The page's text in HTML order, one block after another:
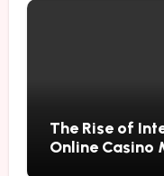
The Rise of
Online Casino